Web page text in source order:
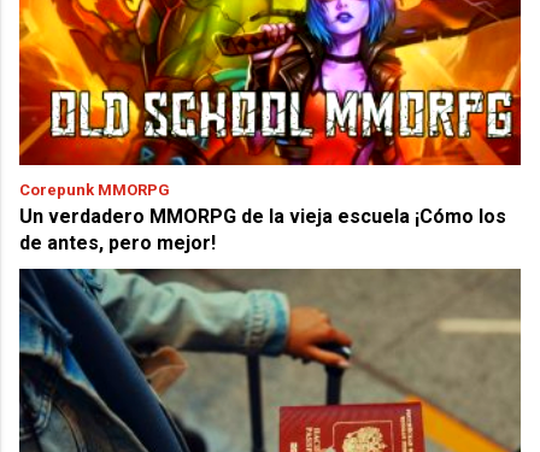
Corepunk MMORPG
Un verdadero MMORPG de la vieja escuela ¡Cómo los
de antes, pero mejor!